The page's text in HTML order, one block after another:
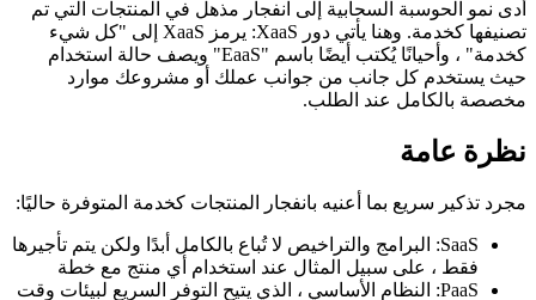
وقت مضى تخصيص الموارد عند الطلب دون الاعتماد فعليًا على
المواقع المادية.
أدى نمو الحوسبة السحابية إلى انفجار مذهل في المنتجات التي تم
حيث يستخدم كل جانب من جوانب عملك أو مشروعك موارد
مخصصة بالكامل عند الطلب.
نظرة عامة
مجرد تذكير سريع بما أعنيه بانفجار المنتجات كخدمة المتوفرة حاليًا: